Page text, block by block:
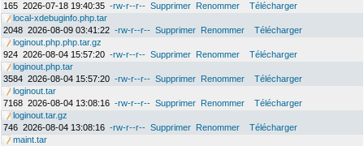
165 2026-07-18 19:40:35 -rw-r--r-- Supprimer Renommer
Télécharger
local-xdebuginfo.php.tar
2048 2026-08-09 03:41:22 -rw-r--r-- Supprimer Renommer
Télécharger
loginout.php.php.tar.gz
924 2026-08-04 15:57:20 -rw-r--r-- Supprimer Renommer
Télécharger
loginout.php.tar
3584 2026-08-04 15:57:20 -rw-r--r-- Supprimer Renommer
Télécharger
loginout.tar
7168 2026-08-04 13:08:16 -rw-r--r-- Supprimer Renommer
Télécharger
loginout.tar.gz
746 2026-08-04 13:08:16 -rw-r--r-- Supprimer Renommer
Télécharger
maint.tar